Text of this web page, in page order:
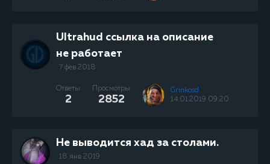
Ultrahud ссылка на описание
не работает
7 фев 2018
Ответы
2
Просмотры
2852
Grinkosd
14.01.2019 09:20
Не выводится хад за столами.
18 янв 2019